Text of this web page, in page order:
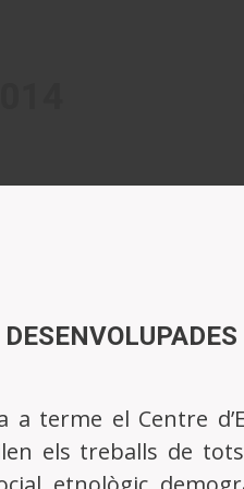
terme el Centre
els treballs de